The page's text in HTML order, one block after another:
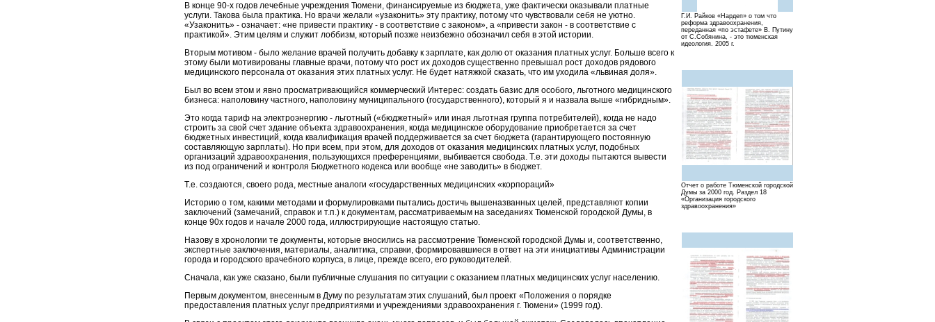
Г.И. Райков «Нардеп» о том что
реформа здравоохранения,
переданная «по эстафете» В. Путину
от С.Собянина, - это тюменская
идеология. 2005 г.
Отчет о работе Тюменской городской
Думы за 2000 год. Раздел 18
«Организация городского
здравоохранения»
В конце 90-х годов лечебные учреждения Тюмени, финансируемые из бюджета, уже фактически оказывали платные
услуги. Такова была практика. Но врачи желали «узаконить» эту практику, потому что чувствовали себя не уютно.
«Узаконить» - означает: «не привести практику - в соответствие с законом», а «привести закон - в соответствие с
практикой». Этим целям и служит лоббизм, который позже неизбежно обозначил себя в этой истории.
Вторым мотивом - было желание врачей получить добавку к зарплате, как долю от оказания платных услуг. Больше всего к
этому были мотивированы главные врачи, потому что рост их доходов существенно превышал рост доходов рядового
медицинского персонала от оказания этих платных услуг. Не будет натяжкой сказать, что им уходила «львиная доля».
Был во всем этом и явно просматривающийся коммерческий Интерес: создать базис для особого, льготного медицинского
бизнеса: наполовину частного, наполовину муниципального (государственного), который я и назвала выше «гибридным».
Это когда тариф на электроэнергию - льготный («бюджетный» или иная льготная группа потребителей), когда не надо
строить за свой счет здание объекта здравоохранения, когда медицинское оборудование приобретается за счет
бюджетных инвестиций, когда квалификация врачей поддерживается за счет бюджета (гарантирующего постоянную
составляющую зарплаты). Но при всем, при этом, для доходов от оказания медицинских платных услуг, подобных
организаций здравоохранения, пользующихся преференциями, выбивается свобода. Т.е. эти доходы пытаются вывести
из под ограничений и контроля Бюджетного кодекса или вообще «не заводить» в бюджет.
Т.е. создаются, своего рода, местные аналоги «государственных медицинских «корпораций»
Историю о том, какими методами и формулировками пытались достичь вышеназванных целей, представляют копии
заключений (замечаний, справок и т.п.) к документам, рассматриваемым на заседаниях Тюменской городской Думы, в
конце 90х годов и начале 2000 года, иллюстрирующие настоящую статью.
Назову в хронологии те документы, которые вносились на рассмотрение Тюменской городской Думы и, соответственно,
экспертные заключения, материалы, аналитика, справки, формировавшиеся в ответ на эти инициативы Администрации
города и городского врачебного корпуса, в лице, прежде всего, его руководителей.
Сначала, как уже сказано, были публичные слушания по ситуации с оказанием платных медицинских услуг населению.
Первым документом, внесенным в Думу по результатам этих слушаний, был проект «Положения о порядке
предоставления платных услуг предприятиями и учреждениями здравоохранения г. Тюмени» (1999 год).